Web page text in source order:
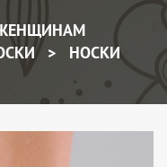
НОСКИ